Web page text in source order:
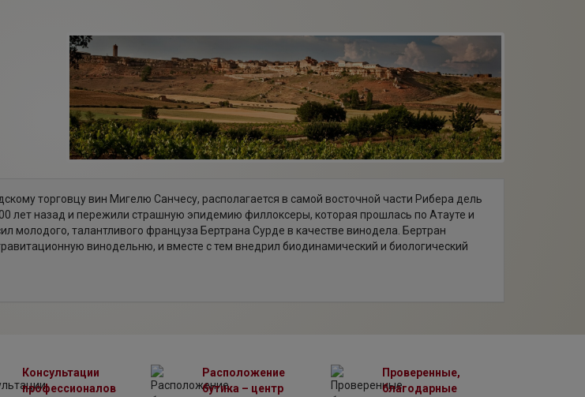
торговцу вин Мигелю Санчесу, располагается в самой восточной части Рибера дель
лет назад и пережили страшную эпидемию филлоксеры, которая прошлась по Атауте и
молодого, талантливого француза Бертрана Сурде в качестве винодела. Бертран
винодельню, и вместе с тем внедрил биодинамический и биологический
здесь произрастает множество не привитых виноградных лоз, возраст которых свыше
Консультации
профессионалов
Расположение
бутика – центр
Проверенные,
благодарные